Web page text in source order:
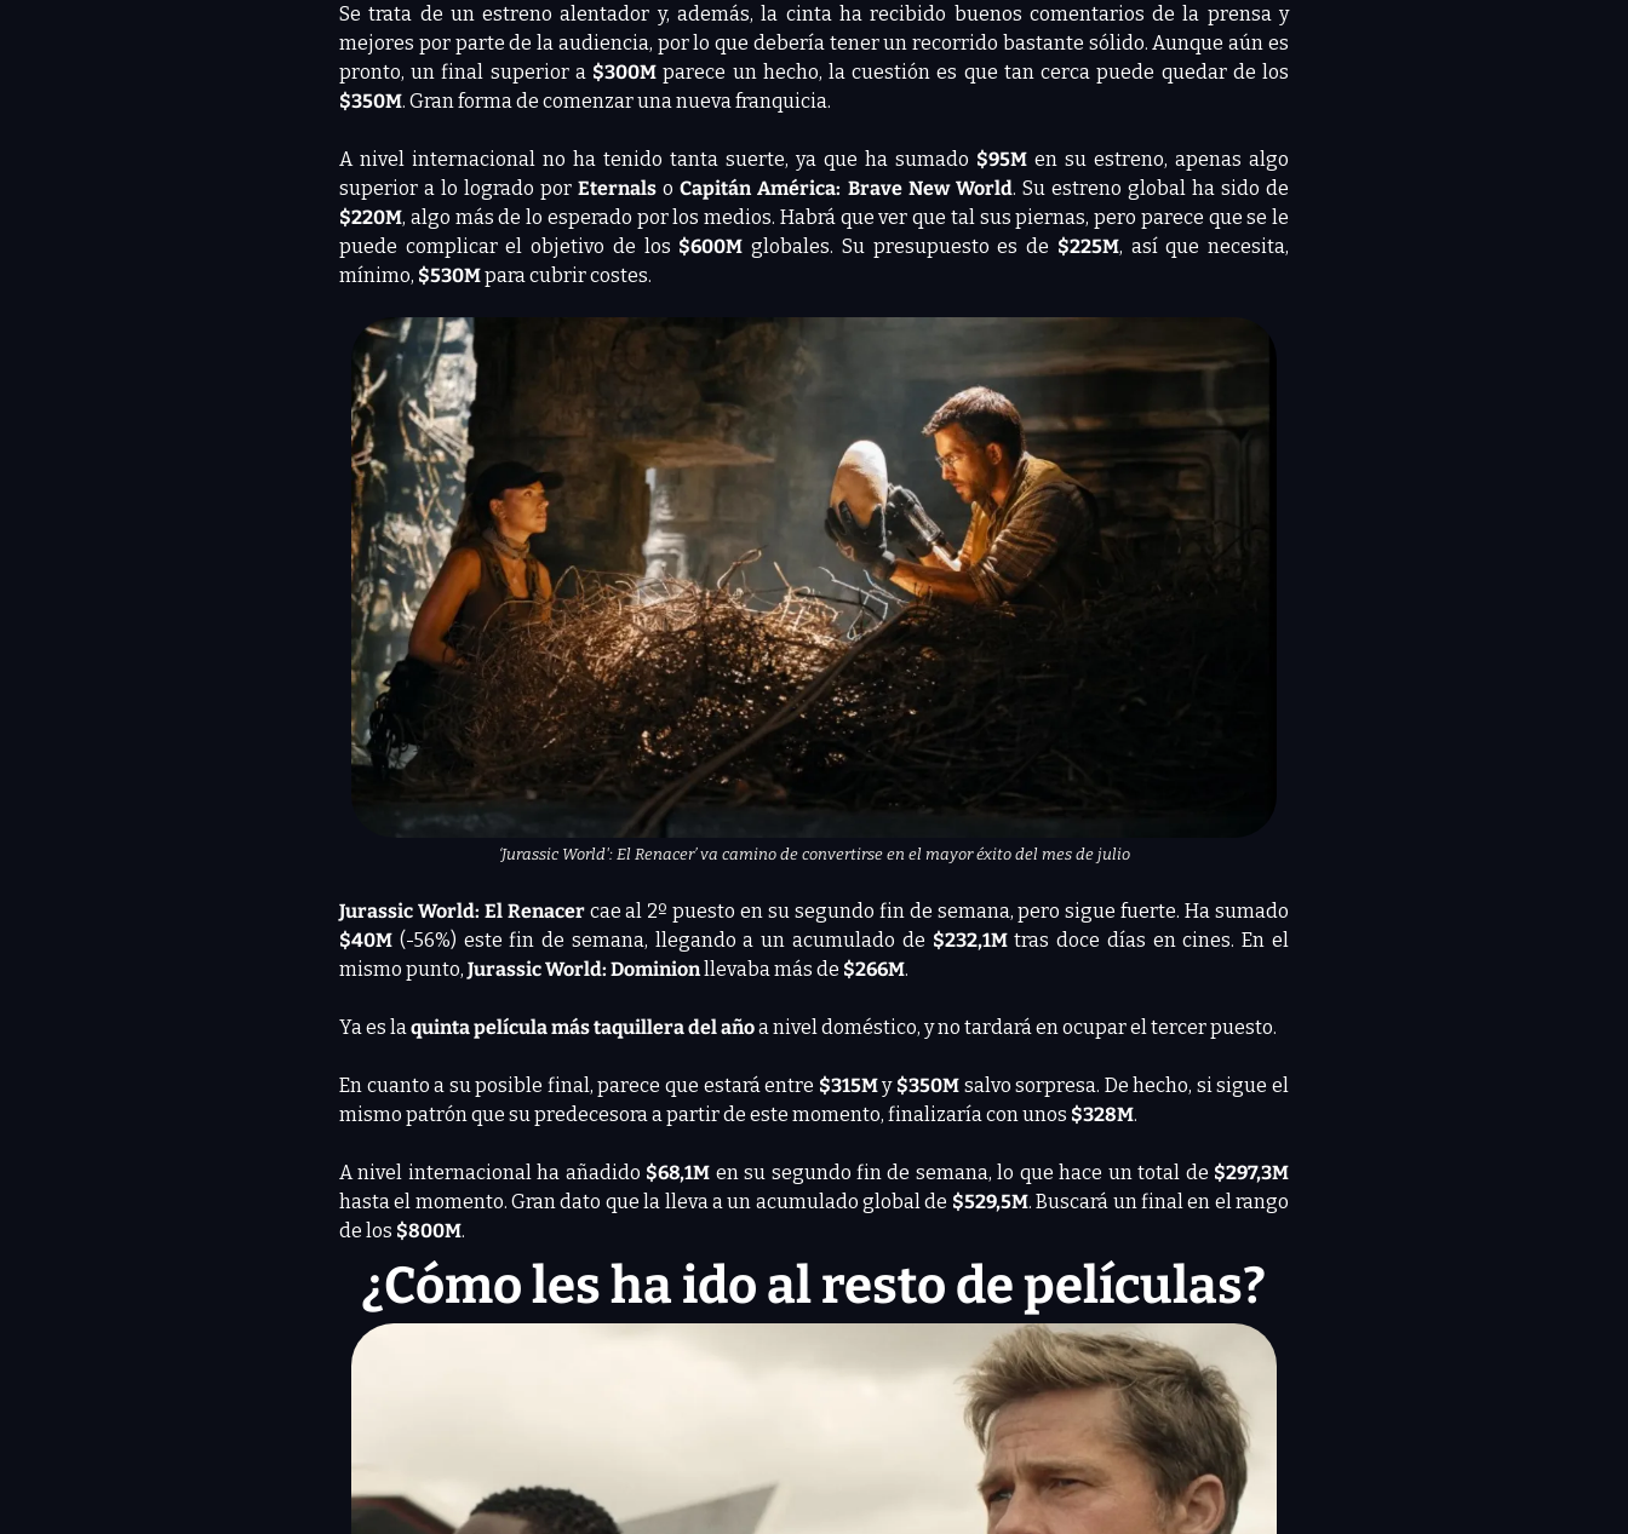
Se trata de un estreno alentador y, además, la cinta ha recibido buenos comentarios de la prensa y
mejores por parte de la audiencia, por lo que debería tener un recorrido bastante sólido. Aunque aún es
pronto, un final superior a $300M parece un hecho, la cuestión es que tan cerca puede quedar de los
$350M. Gran forma de comenzar una nueva franquicia.
A nivel internacional no ha tenido tanta suerte, ya que ha sumado $95M en su estreno, apenas algo
superior a lo logrado por Eternals o Capitán América: Brave New World. Su estreno global ha sido de
$220M, algo más de lo esperado por los medios. Habrá que ver que tal sus piernas, pero parece que se le
puede complicar el objetivo de los $600M globales. Su presupuesto es de $225M, así que necesita,
mínimo, $530M para cubrir costes.
‘Jurassic World': El Renacer’ va camino de convertirse en el mayor éxito del mes de julio
Jurassic World: El Renacer
$40M (-56%) este fin de semana, llegando a un acumulado de $232,1M tras doce días en cines. En el
mismo punto, Jurassic World: Dominion llevaba más de $266M.
Ya es la quinta película más taquillera del año a nivel doméstico, y no tardará en ocupar el tercer puesto.
En cuanto a su posible final, parece que estará entre $315M y $350M salvo sorpresa. De hecho, si sigue el
mismo patrón que su predecesora a partir de este momento, finalizaría con unos $328M.
A nivel internacional ha añadido $68,1M en su segundo fin de semana, lo que hace un total de $297,3M
hasta el momento. Gran dato que la lleva a un acumulado global de $529,5M. Buscará un final en el rango
de los $800M.
¿Cómo les ha ido al resto de películas?